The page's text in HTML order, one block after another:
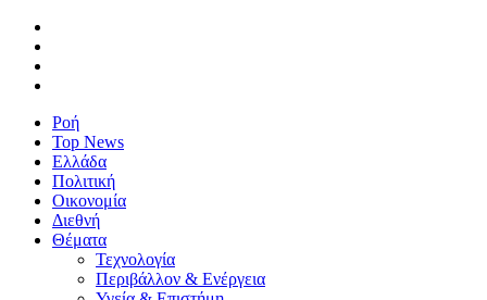
Ροή
Top News
Ελλάδα
Πολιτική
Οικονομία
Διεθνή
Θέματα
Τεχνολογία
Περιβάλλον & Ενέργεια